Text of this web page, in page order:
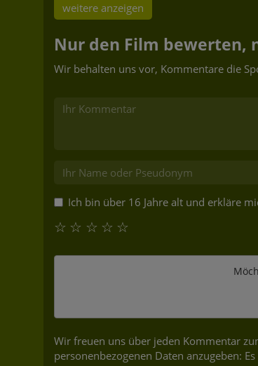
weitere anzeigen
Nur den Film bewerten,
Wir behalten uns vor, Kommentare die
Ich bin über 16 Jahre alt und erkläre
☆
☆
☆
☆
☆
Wir freuen uns über jeden Kommentar
personenbezogenen Daten anzugeben: